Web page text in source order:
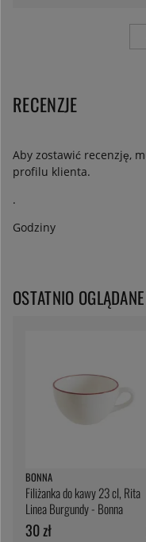
RECENZJE
Aby zostawić recenzję,
profilu klienta.
.
Godziny
OSTATNIO OGLĄDANE
BONNA
Filiżanka do kawy 23 cl, Rita
Linea Burgundy - Bonna
30 zł